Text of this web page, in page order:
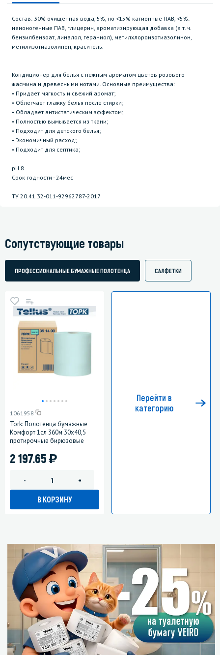
Состав: 30% очищенная вода, 5%, но <15% катионные ПАВ, <5%:
неионогенные ПАВ, глицерин, ароматизирующая добавка (в т. ч.
бензилбензоат, линалол, гераниол), метилхлороизотиазолинон,
метилизотиазолинон, краситель.
Кондиционер для белья с нежным ароматом цветов розового
жасмина и древесными нотами. Основные преимущества:
• Придает мягкость и свежий аромат;
• Облегчает глажку белья после стирки;
• Обладает антистатическим эффектом;
• Полностью вымывается из ткани;
• Подходит для детского белья;
• Экономичный расход;
• Подходит для септика;
pH 8
Срок годности - 24мес
ТУ 20.41.32-011-92962787-2017
Сопутствующие товары
ПРОФЕССИОНАЛЬНЫЕ БУМАЖНЫЕ ПОЛОТЕНЦА САЛФЕТКИ
1061958
Tork: Полотенца бумажные
Комфорт 1сл 360м 30х40,5
протирочные бирюзовые
2 197.65)
- +
В КОРЗИНУ
Перейти в
категорию